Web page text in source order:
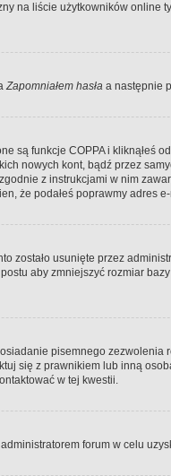
na liście użytkowników
Zapomniałem hasła a następnie
są funkcje COPPA i kliknąłeś
nowych kont, bądź przez
z instrukcjami w nim
że podałeś poprawmy adres
zostało usunięte przez
aby zmniejszyć rozmiar
pisemnego
się z prawnikiem lub inną
w tej kwestii.
forum w celu